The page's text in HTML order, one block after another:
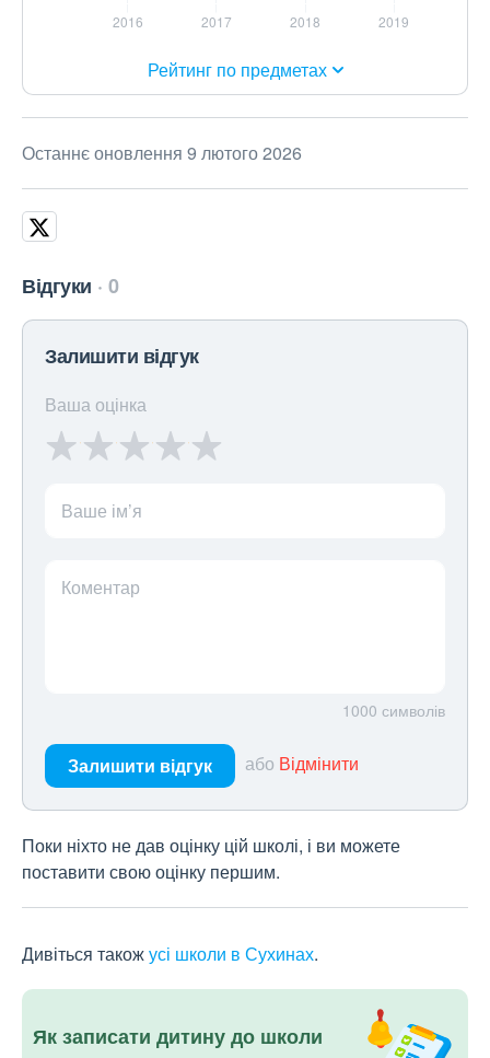
Рейтинг по предметах
Останнє оновлення 9 лютого 2026
Відгуки 0
Залишити відгук
Ваша оцінка
Ваше ім’я
Коментар
1000 символів
Залишити відгук або Відмінити
Поки ніхто не дав оцінку цій школі, і ви можете
поставити свою оцінку першим.
Дивіться такожусі школи в Сухинах.
Як записати дитину до школи